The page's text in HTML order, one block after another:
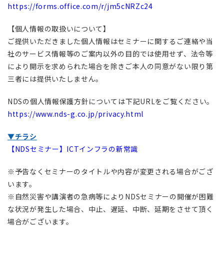
https://forms.office.com/r/jm5cNRZc24
【個人情報の取扱いについて】
ご提供いただきました個人情報はセミナーに関するご連絡や当
社のサービス情報等のご案内以外の目的では使用せず、法令等
により開示を求められた場合を除きご本人の同意がない限り第
三者には提供いたしません。
NDSの個人情報保護方針については下記URLをご覧ください。
https://www.nds-g.co.jp/privacy.html
▼チラシ
【NDSセミナー】ICTインフラの新常識
※予告なくセミナーのタイトルや内容が変更される場合がござ
います。
※自然災害や講演者の急病等によりNDSセミナーの開催が困難
な状況が発生した場合、中止、遅延、中断、延期をさせて頂く
場合がございます。